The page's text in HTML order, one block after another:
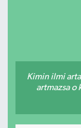
Kimin ilmi
artmazsa o
Günün
Haber